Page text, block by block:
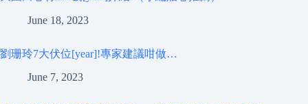
June 18, 2023
劉珊玲7大伏位[year]!專家建議咁做…
June 7, 2023